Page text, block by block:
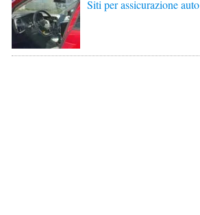
Siti per assicurazione auto